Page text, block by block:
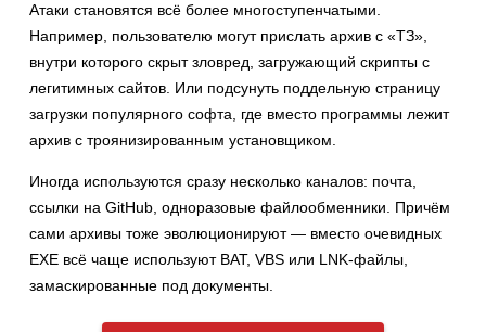
Атаки становятся всё более многоступенчатыми.
Например, пользователю могут прислать архив с «ТЗ»,
внутри которого скрыт зловред, загружающий скрипты с
легитимных сайтов. Или подсунуть поддельную страницу
загрузки популярного софта, где вместо программы лежит
архив с троянизированным установщиком.
Иногда используются сразу несколько каналов: почта,
ссылки на GitHub, одноразовые файлообменники. Причём
сами архивы тоже эволюционируют — вместо очевидных
EXE всё чаще используют BAT, VBS или LNK-файлы,
замаскированные под документы.